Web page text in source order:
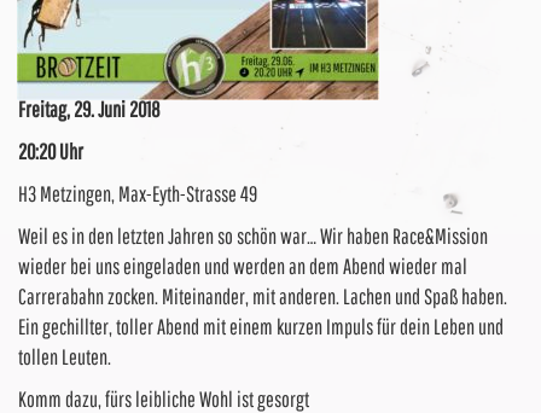
Freitag, 29. Juni 2018
20:20 Uhr
H3 Metzingen, Max-Eyth-Strasse 49
Weil es in den letzten Jahren so schön war… Wir haben Race&Mission
wieder bei uns eingeladen und werden an dem Abend wieder mal
Carrerabahn zocken. Miteinander, mit anderen. Lachen und Spaß haben.
Ein gechillter, toller Abend mit einem kurzen Impuls für dein Leben und
tollen Leuten.
Komm dazu, fürs leibliche Wohl ist gesorgt